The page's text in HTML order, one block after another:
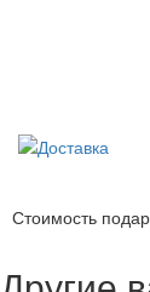
Стоимость